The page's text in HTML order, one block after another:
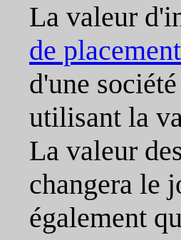
La valeur
de
d'une
utilisant la
La valeur
changera le
également